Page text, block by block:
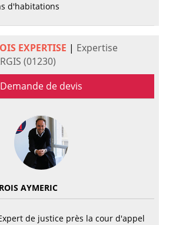
d'habitations
EXPERTISE | Expertise
(01230)
Demande de devis
AYMERIC
de justice près la cour d'appel